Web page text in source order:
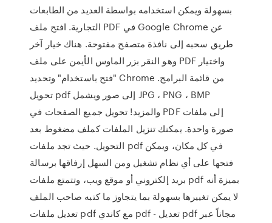
بسهولة ويمكن استخدامه بواسطة العديد من الطابعات
التجارية. افتح ملف PDF في Google Chrome عن
طريق سحبه إلى نافذة متصفح مفتوحة. هناك خيار آخر
وهو النقر بزر الماوس الأيمن على ملف PDF واختيار
"فتح باستخدام" وتحديد Chrome من قائمة البرامج.
تحويل pdf إلى صور ويشمل JPG ، PNG ، BMP
والمزيد! تحويل جميع الصفحات في PDF إلى ملفات
صورة واحدة. يمكنك تنزيل الملفات كملف مضغوط بعد
التحويل. حيث تجد ملفات pdf في كل مكان، ويمكن
فتحها على أي نظام تشغيل ومن السهل إرفاقها برسالة
بريد إلكتروني أو موقع ويب، وتتمتع ملفات pdf بميزة أنه
لا يمكن تغييرها بسهولة بما يتجاوز ما كتبه صاحب الملف
تعديل ملفات pdf مع كاندي pdf - تعديل pdf مجاناً عبر